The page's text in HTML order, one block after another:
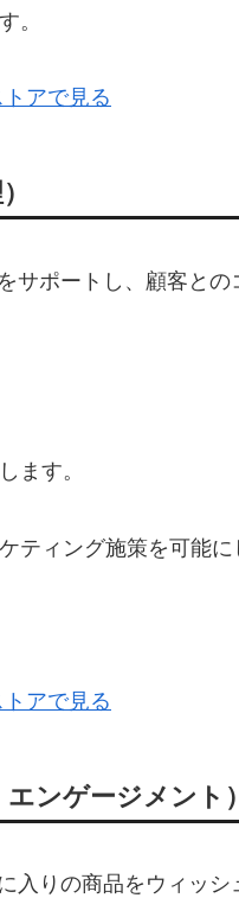
。
アで見る
サポートし、顧客と
ます。
ティング施策を可能に
アで見る
ンゲージメント）
入りの商品をウィッ